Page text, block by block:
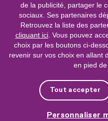
de la publicité, partager le
sociaux. Ses partenaires
Retrouvez la liste des
cliquant ici. Vous pouvez
choix par les boutons ci-
revenir sur vos choix en allant
en pied
Tout accepter
Personnaliser
Facebook
0 800 11 10 09
Nous contacter
Plateforme de mise en contact